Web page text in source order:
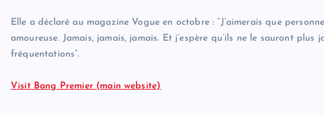
Elle a déclaré au magazine Vogue en octobre : “J’aimerais que
amoureuse. Jamais, jamais, jamais. Et j’espère qu’ils ne le sauront
fréquentations”.
Visit Bang Premier (main website)